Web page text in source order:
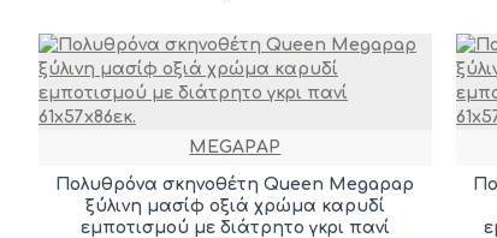
MEGAPAP
Πολυθρόνα σκηνοθέτη Queen Megapap
ξύλινη μασίφ οξιά χρώμα καρυδί
εμποτισμού με διάτρητο γκρι πανί